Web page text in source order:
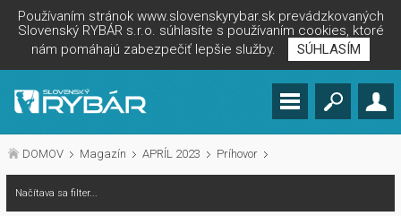
Používaním stránok www.slovenskyrybar.sk prevádzkovaných
Slovenský RYBÁR s.r.o. súhlasíte s používaním cookies, ktoré
nám pomáhajú zabezpečiť lepšie služby.
SÚHLASÍM
DOMOV Magazín APRÍL 2023 Príhovor
Načítava sa filter...